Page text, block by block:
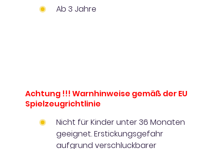
Ab 3 Jahre
Achtung !!! Warnhinweise gemäß der EU
Spielzeugrichtlinie
Nicht für Kinder unter 36 Monaten
geeignet. Erstickungsgefahr
aufgrund verschluckbarer